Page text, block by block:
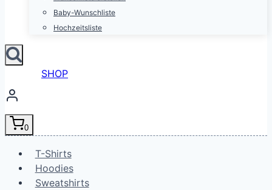
Baby-Wunschliste
Hochzeitsliste
SHOP
0
T-Shirts
Hoodies
Sweatshirts